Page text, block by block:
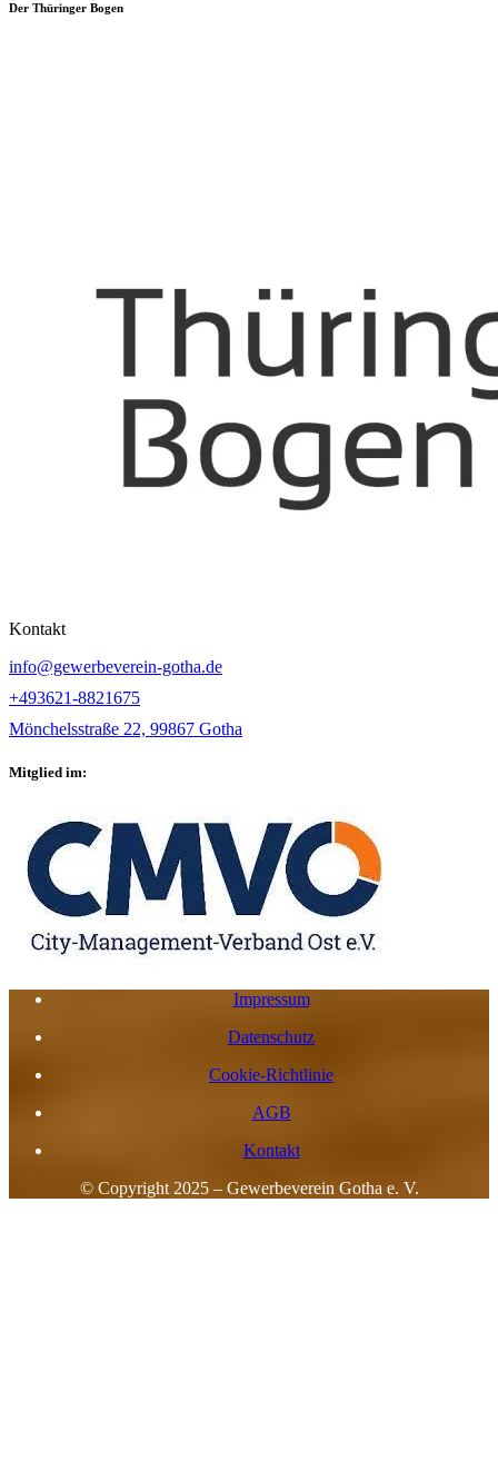
Der Thüringer Bogen
Kontakt
info@gewerbeverein-gotha.de
+493621-8821675
Mönchelsstraße 22, 99867 Gotha
Mitglied im:
Impressum
Datenschutz
Cookie-Richtlinie
AGB
Kontakt
© Copyright 2025 – Gewerbeverein Gotha e. V.